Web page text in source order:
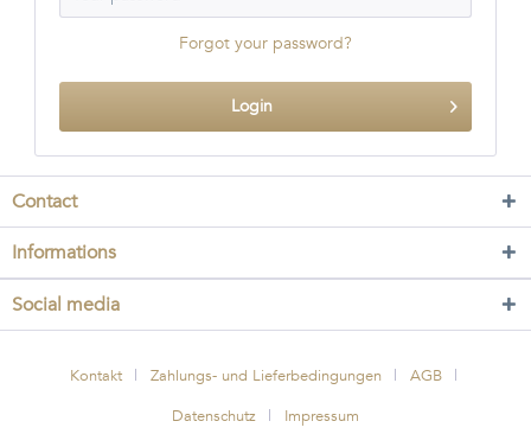
Forgot your password?
Login
Contact
Informations
Social media
Kontakt Zahlungs- und Lieferbedingungen
AGB
Datenschutz
Impressum